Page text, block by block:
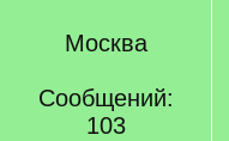
Москва
Сообщений:
103